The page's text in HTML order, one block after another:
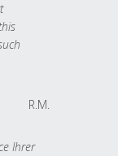
R.M.
Ihrer